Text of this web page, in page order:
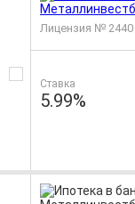
Лицензия № 2440
Ставка
5.99%